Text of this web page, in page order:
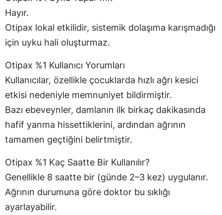
Hayır.
Otipax lokal etkilidir, sistemik dolaşıma karışmadığı
için uyku hali oluşturmaz.
Otipax %1 Kullanıcı Yorumları
Kullanıcılar, özellikle çocuklarda hızlı ağrı kesici
etkisi nedeniyle memnuniyet bildirmiştir.
Bazı ebeveynler, damlanın ilk birkaç dakikasında
hafif yanma hissettiklerini, ardından ağrının
tamamen geçtiğini belirtmiştir.
Otipax %1 Kaç Saatte Bir Kullanılır?
Genellikle 8 saatte bir (günde 2–3 kez) uygulanır.
Ağrının durumuna göre doktor bu sıklığı
ayarlayabilir.